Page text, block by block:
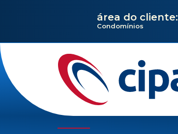
área do cliente:
Condomínios